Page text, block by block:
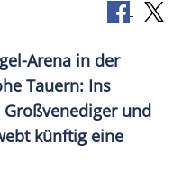
Arena in der
Tauern: Ins
und
künftig eine